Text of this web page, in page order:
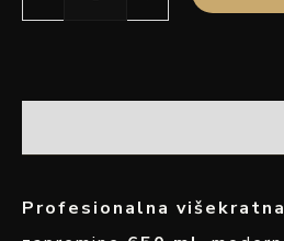
Profesionalna